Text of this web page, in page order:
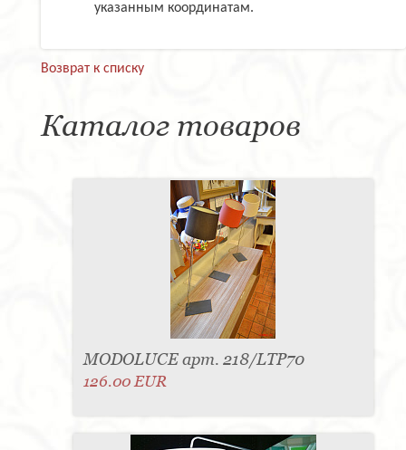
указанным координатам.
Возврат к списку
Каталог товаров
MODOLUCE арт. 218/LTP70
126.00 EUR